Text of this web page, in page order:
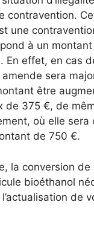
contravention.
une
à un
En effet, en cas
sera
être
de 375 €, de
où elle sera
de 750 €.
la conversion de
bioéthanol
de